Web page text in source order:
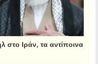
στο Ιράν, τα αντίποινα